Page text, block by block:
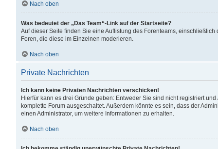
Nach oben
Was bedeutet der „Das Team“-Link auf der Startseite?
Auf dieser Seite finden Sie eine Auflistung des Forenteams,
Foren, die diese im Einzelnen moderieren.
Nach oben
Private Nachrichten
Ich kann keine Privaten Nachrichten verschicken!
Hierfür kann es drei Gründe geben: Entweder Sie sind nicht registriert
komplette Forum ausgeschaltet. Außerdem könnte es sein, dass der
einen Administrator, um weitere Informationen zu erhalten.
Nach oben